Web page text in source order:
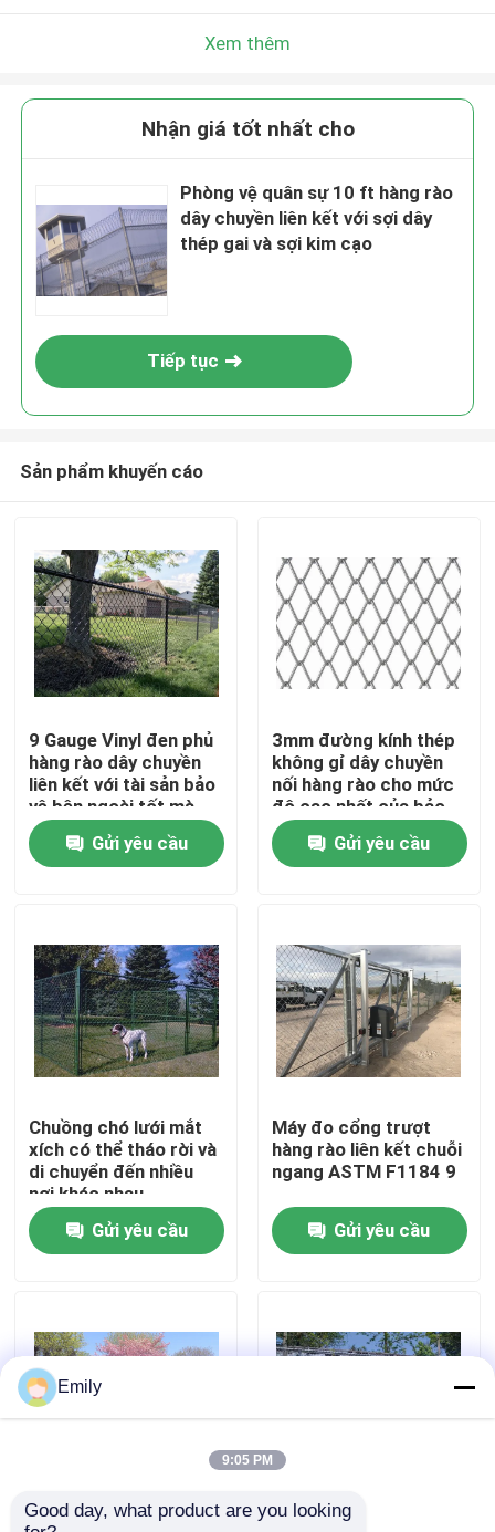
Sản phẩm
Về chúng tôi
Kiểm soát chất lượng
Liên hệ với chúng tôi
Các vụ án
Lưới kim loại mở rộng
Lưới kim loại đục lỗ
Xem thêm
Nhận giá tốt nhất cho
Phòng vệ quân sự 10 ft hàng rào
dây chuyền liên kết với sợi dây
thép gai và sợi kim cạo
Tiếp tục
Sản phẩm khuyến cáo
9 Gauge Vinyl đen phủ
hàng rào dây chuyền
liên kết với tài sản bảo
vệ bên ngoài tốt mà
chống gỉ
Gửi yêu cầu
3mm đường kính thép
không gỉ dây chuyền
nối hàng rào cho mức
độ cao nhất của bảo
vệ chu vi
Gửi yêu cầu
Chuồng chó lưới mắt
xích có thể tháo rời và
di chuyển đến nhiều
nơi khác nhau
Gửi yêu cầu
Máy đo cổng trượt
hàng rào liên kết chuỗi
ngang ASTM F1184 9
Gửi yêu cầu
Cổng hàng rào nối
Hàng rào lưới thép
Emily
9:05 PM
Good day, what product are you looking